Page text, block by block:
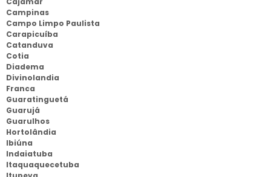
Campinas
Campo Limpo Paulista
Carapicuíba
Catanduva
Cotia
Diadema
Divinolandia
Franca
Guaratinguetá
Guarujá
Guarulhos
Hortolândia
Ibiúna
Indaiatuba
Itaquaquecetuba